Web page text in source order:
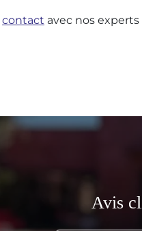
contact avec nos
Avis